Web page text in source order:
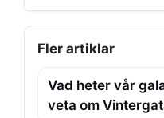
Fler artiklar
Vad heter vår
veta om